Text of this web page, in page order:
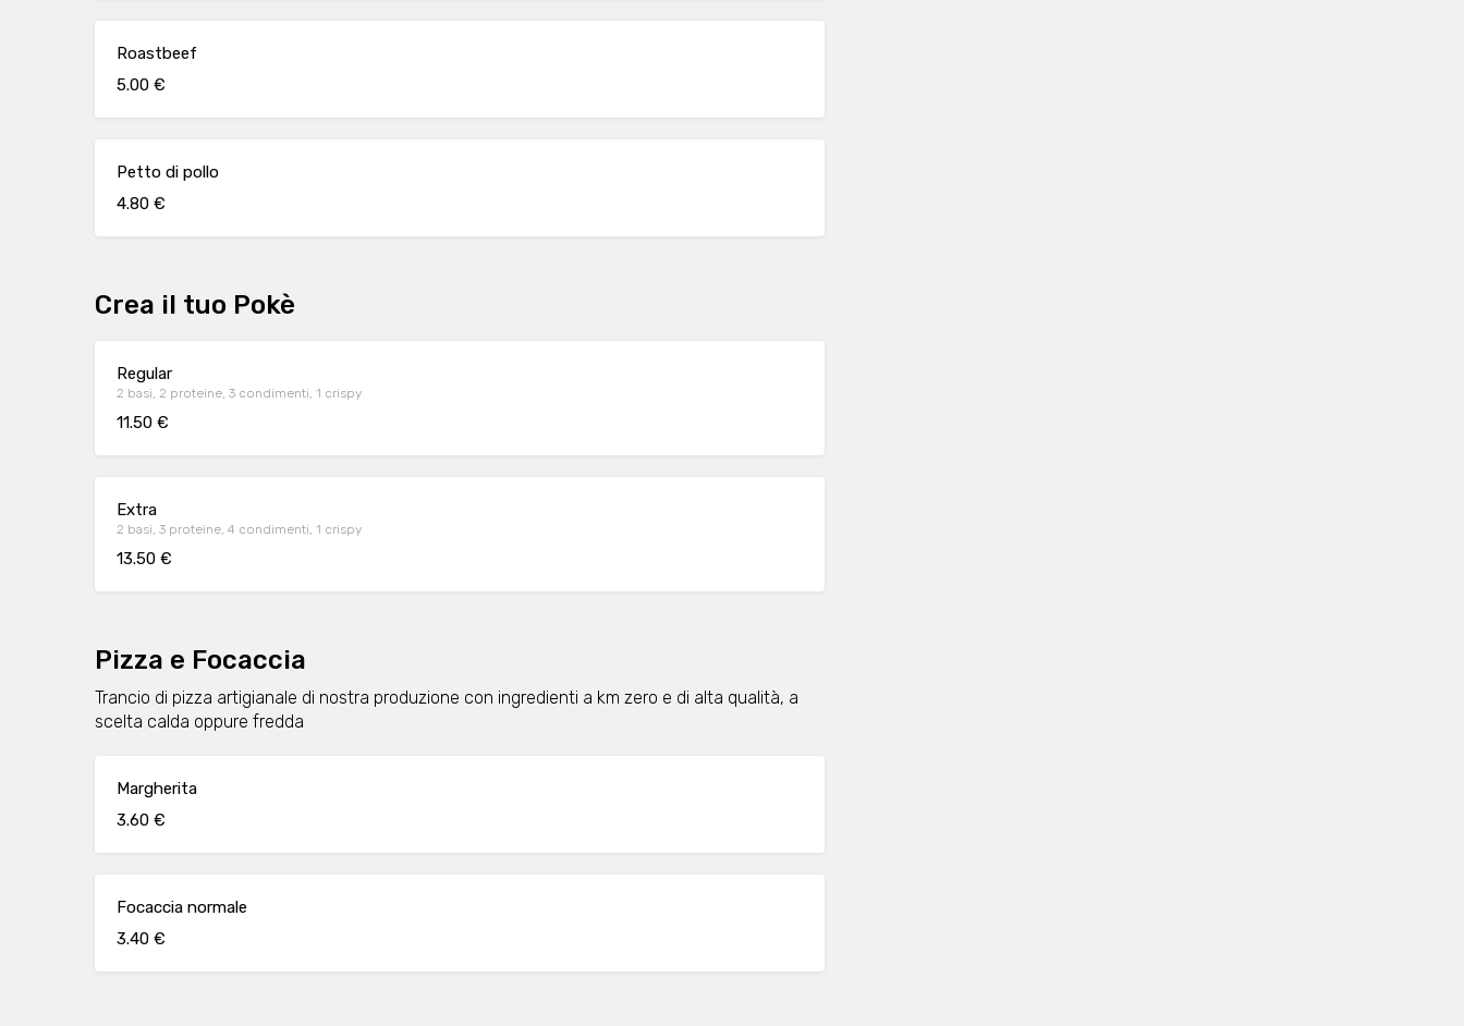
Roastbeef
5.00 €
Petto di pollo
4.80 €
Crea il tuo Pokè
Regular
2 basi, 2 proteine, 3 condimenti, 1 crispy
11.50 €
Extra
2 basi, 3 proteine, 4 condimenti, 1 crispy
13.50 €
Pizza e Focaccia
Trancio di pizza artigianale di nostra produzione con ingredienti a km zero e di alta qualità, a
scelta calda oppure fredda
Margherita
3.60 €
Focaccia normale
3.40 €